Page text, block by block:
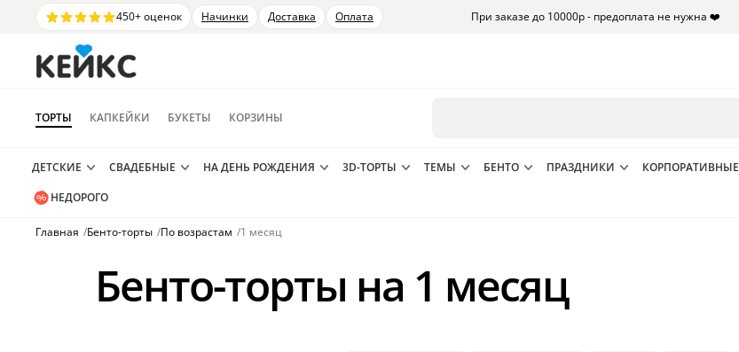
450+ оценок Начинки Доставка Оплата При заказе до 10000р - предоплата не нужна ❤️
ТОРТЫ КАПКЕЙКИ БУКЕТЫ КОРЗИНЫ
ДЕТСКИЕ СВАДЕБНЫЕ НА ДЕНЬ РОЖДЕНИЯ 3D-ТОРТЫ ТЕМЫ БЕНТО ПРАЗДНИКИ КОРПОРАТИВНЫЕ
НЕДОРОГО
Главная /Бенто-торты /По возрастам /1 месяц
Бенто-торты на 1 месяц